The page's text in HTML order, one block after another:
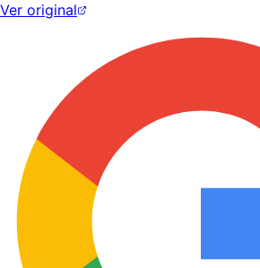
Ver original